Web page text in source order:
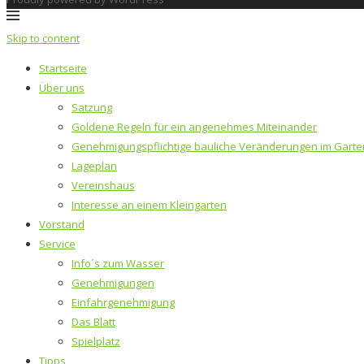
Skip to content
Startseite
Über uns
Satzung
Goldene Regeln für ein angenehmes Miteinander
Genehmigungspflichtige bauliche Veränderungen im
Lageplan
Vereinshaus
Interesse an einem Kleingarten
Vorstand
Service
Info´s zum Wasser
Genehmigungen
Einfahrgenehmigung
Das Blatt
Spielplatz
Tipps